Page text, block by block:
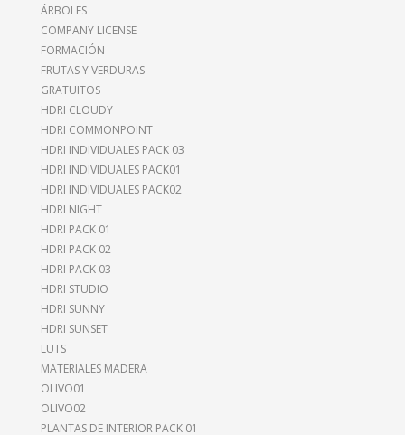
ÁRBOLES
COMPANY LICENSE
FORMACIÓN
FRUTAS Y VERDURAS
GRATUITOS
HDRI CLOUDY
HDRI COMMONPOINT
HDRI INDIVIDUALES PACK 03
HDRI INDIVIDUALES PACK01
HDRI INDIVIDUALES PACK02
HDRI NIGHT
HDRI PACK 01
HDRI PACK 02
HDRI PACK 03
HDRI STUDIO
HDRI SUNNY
HDRI SUNSET
LUTS
MATERIALES MADERA
OLIVO01
OLIVO02
PLANTAS DE INTERIOR PACK 01